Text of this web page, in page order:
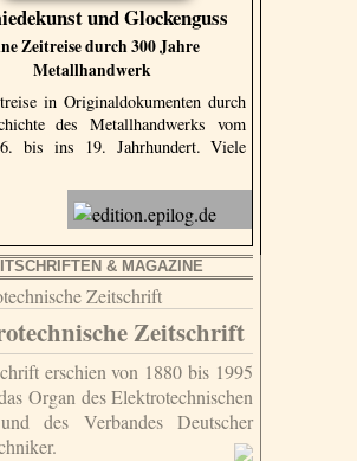
und Glockenguss
Zeitreise durch 300 Jahre
Metallhandwerk
in Originaldokumenten durch
des Metallhandwerks vom
bis ins 19. Jahrhundert. Viele
& MAGAZINE
Zeitschrift
erschien von 1880 bis 1995
Organ des Elektrotechnischen
des Verbandes Deutscher